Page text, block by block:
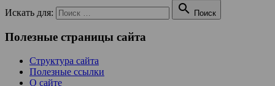
Искать для:  Поиск
Полезные страницы сайта
Структура сайта
Полезные ссылки
О сайте